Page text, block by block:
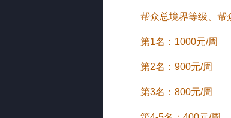
帮众总境界等级、帮
第1名：1000元/周
第2名：900元/周
第3名：800元/周